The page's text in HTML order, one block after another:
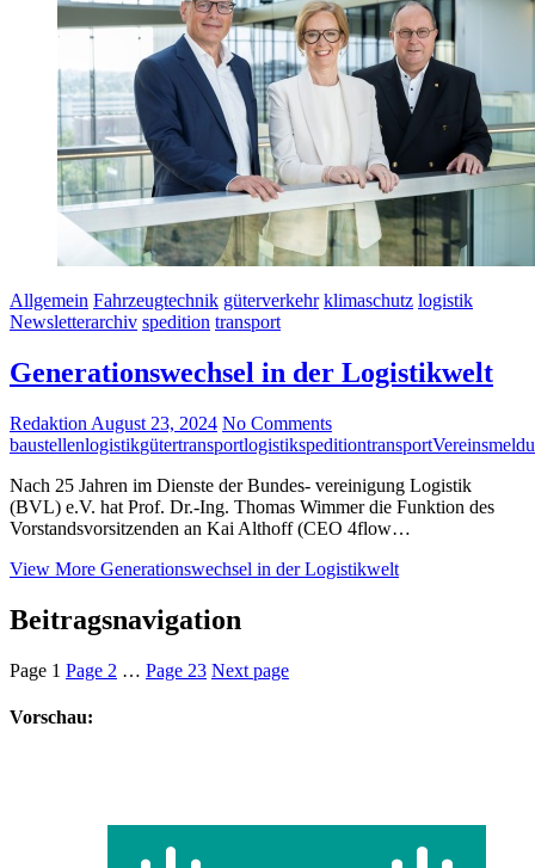
Allgemein Fahrzeugtechnik güterverkehr klimaschutz logistik
Newsletterarchiv spedition transport
Generationswechsel in der Logistikwelt
Redaktion August 23, 2024 No Comments
baustellenlogistikgütertransportlogistikspeditiontransport
Nach 25 Jahren im Dienste der Bundes- vereinigung Logistik
(BVL) e.V. hat Prof. Dr.-Ing. Thomas Wimmer die Funktion des
Vorstandsvorsitzenden an Kai Althoff (CEO 4flow…
View More Generationswechsel in der Logistikwelt
Beitragsnavigation
Page 1 Page 2 … Page 23 Next page
Vorschau: